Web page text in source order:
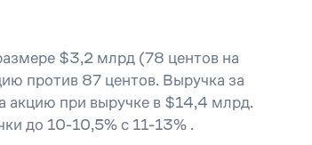
$3,2 млрд (78 центов на
против 87 центов. Выручка за
акцию при выручке в $14,4 млрд.
до 10-10,5% с 11-13% .